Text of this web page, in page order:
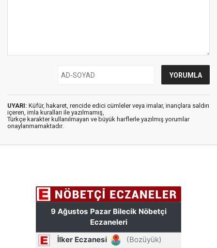
UYARI: Küfür, hakaret, rencide edici cümleler veya imalar, inançlara saldırı
içeren, imla kuralları ile yazılmamış,
Türkçe karakter kullanılmayan ve büyük harflerle yazılmış yorumlar
onaylanmamaktadır.